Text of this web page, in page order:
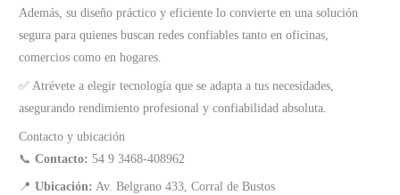
Además, su diseño práctico y eficiente lo convierte en una solución
segura para quienes buscan redes confiables tanto en oficinas,
comercios como en hogares.
✅ Atrévete a elegir tecnología que se adapta a tus necesidades,
asegurando rendimiento profesional y confiabilidad absoluta.
Contacto y ubicación
📞Contacto: 54 9 3468-408962
📍Ubicación: Av. Belgrano 433, Corral de Bustos